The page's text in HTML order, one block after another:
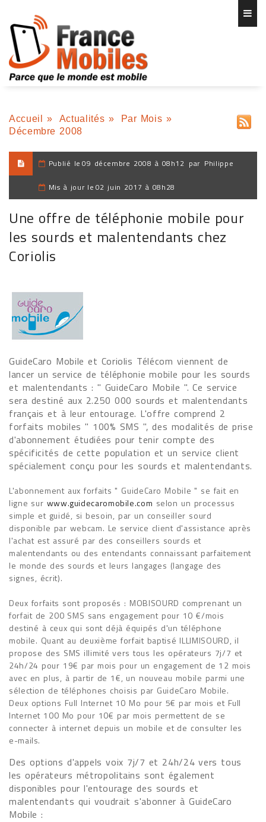
Accueil » Actualités » Par Mois »
Décembre 2008
Publié le 09 décembre 2008 à 08h12 par Philippe
Mis à jour le 02 juin 2017 à 08h28
Une offre de téléphonie mobile pour
les sourds et malentendants chez
Coriolis
GuideCaro Mobile et Coriolis Télécom viennent de
lancer un service de téléphonie mobile pour les sourds
et malentendants : " GuideCaro Mobile ". Ce service
sera destiné aux 2.250 000 sourds et malentendants
français et à leur entourage. L'offre comprend 2
forfaits mobiles " 100% SMS ", des modalités de prise
d'abonnement étudiées pour tenir compte des
spécificités de cette population et un service client
spécialement conçu pour les sourds et malentendants.
L'abonnement aux forfaits " GuideCaro Mobile " se fait en
ligne sur www.guidecaromobile.com selon un processus
simple et guidé, si besoin, par un conseiller sourd
disponible par webcam. Le service client d'assistance après
l'achat est assuré par des conseillers sourds et
malentendants ou des entendants connaissant parfaitement
le monde des sourds et leurs langages (langage des
signes, écrit).
Deux forfaits sont proposés : MOBISOURD comprenant un
forfait de 200 SMS sans engagement pour 10 €/mois
destiné à ceux qui sont déjà équipés d'un téléphone
mobile. Quant au deuxième forfait baptisé ILLIMISOURD, il
propose des SMS illimité vers tous les opérateurs 7j/7 et
24h/24 pour 19€ par mois pour un engagement de 12 mois
avec en plus, à partir de 1€, un nouveau mobile parmi une
sélection de téléphones choisis par GuideCaro Mobile.
Deux options Full Internet 10 Mo pour 5€ par mois et Full
Internet 100 Mo pour 10€ par mois permettent de se
connecter à internet depuis un mobile et de consulter les
e-mails.
Des options d'appels voix 7j/7 et 24h/24 vers tous
les opérateurs métropolitains sont également
disponibles pour l'entourage des sourds et
malentendants qui voudrait s'abonner à GuideCaro
Mobile :